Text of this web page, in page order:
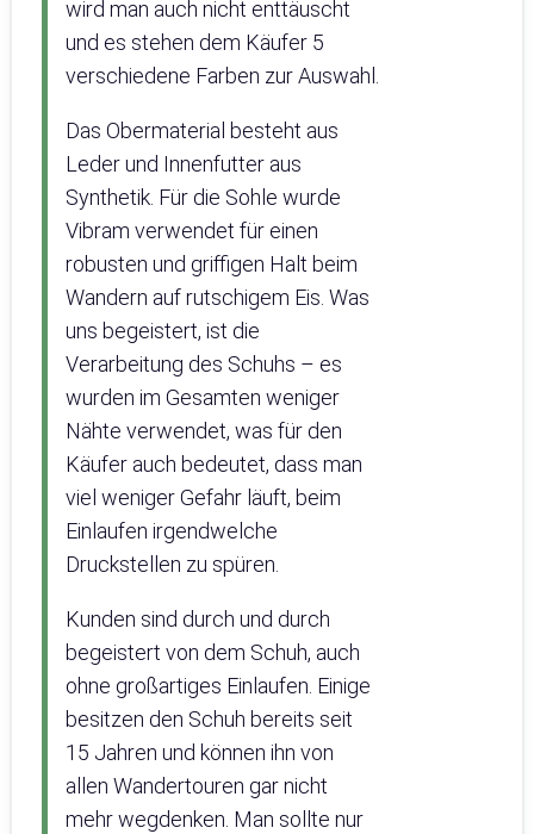
wird man auch nicht enttäuscht
und es stehen dem Käufer 5
verschiedene Farben zur Auswahl.
Das Obermaterial besteht aus
Leder und Innenfutter aus
Synthetik. Für die Sohle wurde
Vibram verwendet für einen
robusten und griffigen Halt beim
Wandern auf rutschigem Eis. Was
uns begeistert, ist die
Verarbeitung des Schuhs – es
wurden im Gesamten weniger
Nähte verwendet, was für den
Käufer auch bedeutet, dass man
viel weniger Gefahr läuft, beim
Einlaufen irgendwelche
Druckstellen zu spüren.
Kunden sind durch und durch
begeistert von dem Schuh, auch
ohne großartiges Einlaufen. Einige
besitzen den Schuh bereits seit
15 Jahren und können ihn von
allen Wandertouren gar nicht
mehr wegdenken. Man sollte nur